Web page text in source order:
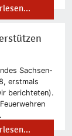
Sachsen-
erstmals
berichteten).